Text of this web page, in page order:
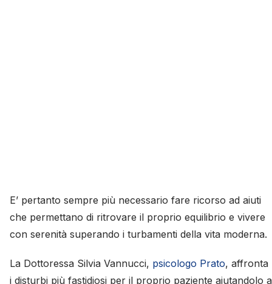
E’ pertanto sempre più necessario fare ricorso ad aiuti
che permettano di ritrovare il proprio equilibrio e vivere
con serenità superando i turbamenti della vita moderna.
La Dottoressa Silvia Vannucci, psicologo Prato, affronta
i disturbi più fastidiosi per il proprio paziente aiutandolo a